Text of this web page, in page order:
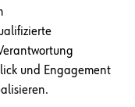
und Engagement